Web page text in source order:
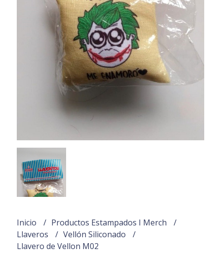
Inicio
Productos Estampados I Merch
Llaveros
Vellón Siliconado
Llavero de Vellon M02